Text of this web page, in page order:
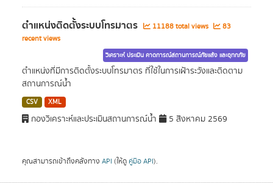
ตำแหน่งติดตั้งระบบโทรมาตร 11188 total views
83
recent views
วิเคราะห์ ประเมิน คาดการณ์สถานการณ์ภัยแล้ง และอุทกภัย
ตำแหน่งที่มีการติดตั้งระบบโทรมาตร ที่ใช้ในการเฝ้าระวังและติดตาม
สถานการณ์น้ำ
CSV XML
กองวิเคราะห์และประเมินสถานการณ์น้ำ 5 สิงหาคม 2569
คุณสามารถเข้าถึงคลังทาง API (ให้ดู คู่มือ API).